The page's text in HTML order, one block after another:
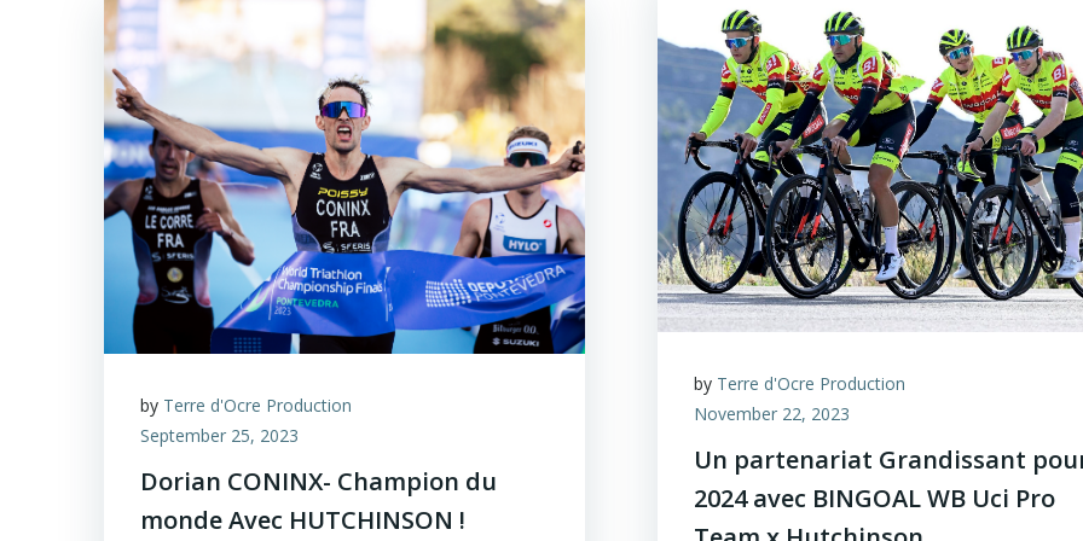
by Terre d'Ocre Production
November 22, 2023
Un partenariat Grandissant
2024 avec BINGOAL WB Uci Pro
by Terre d'Ocre Production
September 25, 2023
Dorian CONINX- Champion du
monde Avec HUTCHINSON !